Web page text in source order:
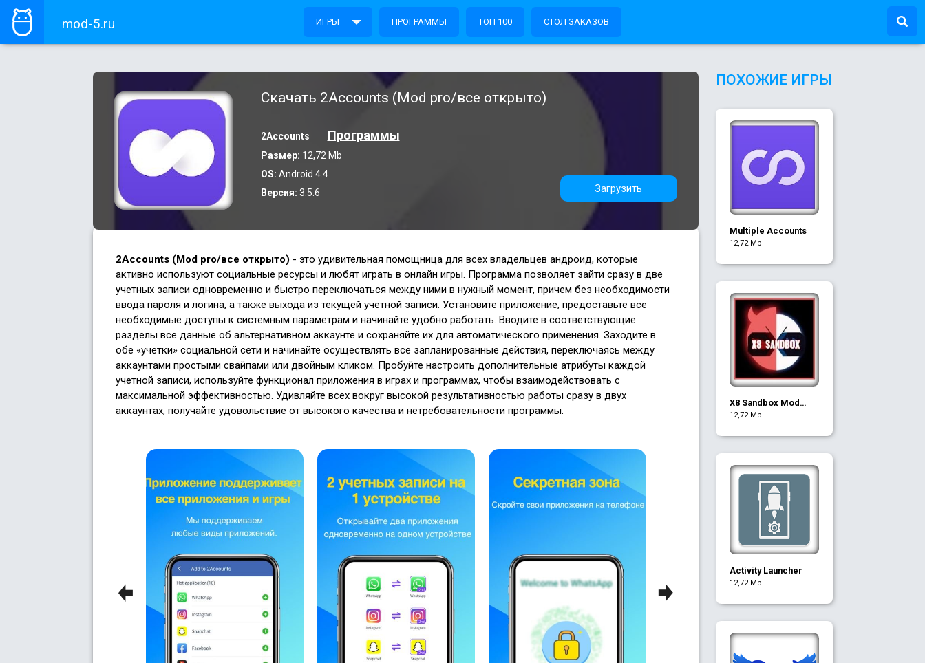
mod-5.ru ИГРЫ ПРОГРАММЫ ТОП 100 СТОЛ ЗАКАЗОВ
Скачать 2Accounts (Mod pro/все открыто)
2Accounts Программы
Размер: 12,72 Mb
OS: Android 4.4
Версия: 3.5.6 Загрузить
2Accounts (Mod pro/все открыто) - это удивительная помощница для всех владельцев андроид, которые
активно используют социальные ресурсы и любят играть в онлайн игры. Программа позволяет зайти сразу в две
учетных записи одновременно и быстро переключаться между ними в нужный момент, причем без необходимости
ввода пароля и логина, а также выхода из текущей учетной записи. Установите приложение, предоставьте все
необходимые доступы к системным параметрам и начинайте удобно работать. Вводите в соответствующие
разделы все данные об альтернативном аккаунте и сохраняйте их для автоматического применения. Заходите в
обе «учетки» социальной сети и начинайте осуществлять все запланированные действия, переключаясь между
аккаунтами простыми свайпами или двойным кликом. Пробуйте настроить дополнительные атрибуты каждой
учетной записи, используйте функционал приложения в играх и программах, чтобы взаимодействовать с
максимальной эффективностью. Удивляйте всех вокруг высокой результативностью работы сразу в двух
аккаунтах, получайте удовольствие от высокого качества и нетребовательности программы.
Previous Next
ПОХОЖИЕ ИГРЫ
Multiple Accounts
12,72 Mb
X8 Sandbox Mod
APK Guide
12,72 Mb
Activity Launcher
12,72 Mb